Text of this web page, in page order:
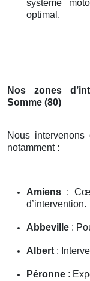
système
optimal.
Nos zones
Somme (80)
Nous
notamment :
Amiens :
d’intervention.
Abbeville :
Albert :
Péronne :